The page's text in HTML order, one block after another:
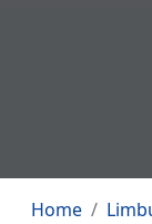
Home